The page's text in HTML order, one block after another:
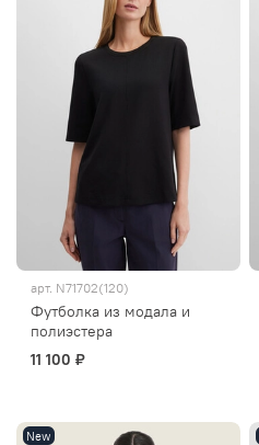
арт. N71702(120)
Футболка из модала и
полиэстера
11 100 ₽
New